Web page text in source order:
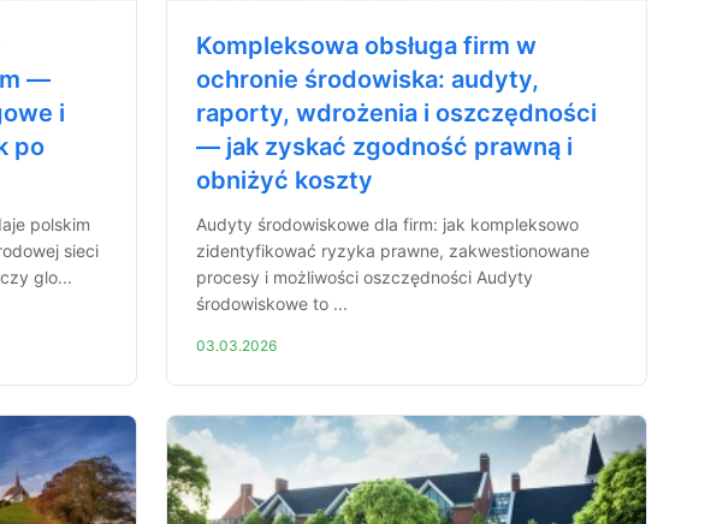
—
i
po
polskim
sieci
glo...
Kompleksowa obsługa firm w
ochronie środowiska: audyty,
raporty, wdrożenia i oszczędności
— jak zyskać zgodność prawną i
obniżyć koszty
Audyty środowiskowe dla firm: jak kompleksowo
zidentyfikować ryzyka prawne, zakwestionowane
procesy i możliwości oszczędności Audyty
środowiskowe to ...
03.03.2026